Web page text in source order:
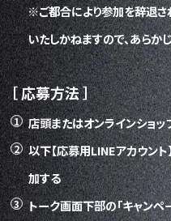
※ご都合により参加を辞退
いたしかねますので、あらか
［ 応募方法 ］
店頭またはオンラインショ
以下【応募用LINEアカウン
加する
トーク画面下部の「キャンペ